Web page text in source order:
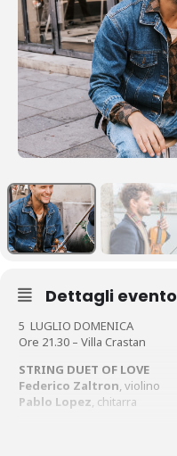
Dettagli evento
5 LUGLIO DOMENICA
Ore 21.30 – Villa Crastan
STRING DUET OF LOVE
Federico Zaltron, violino
Pablo Lopez, chitarra